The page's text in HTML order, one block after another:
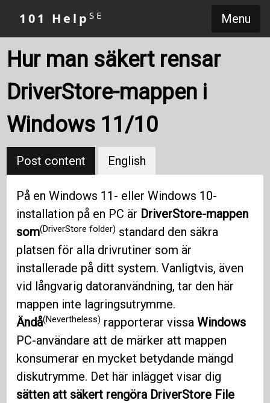
Menu
101 Help SE
Hur man säkert rensar
DriverStore-mappen i
Windows 11/10
Post content English
På en Windows 11- eller Windows 10-
installation på en PC är DriverStore-mappen
som(DriverStore folder) standard den säkra
platsen för alla drivrutiner som är
installerade på ditt system. Vanligtvis, även
vid långvarig datoranvändning, tar den här
mappen inte lagringsutrymme.
Ändå(Nevertheless) rapporterar vissaWindows
PC-användare att de märker att mappen
konsumerar en mycket betydande mängd
diskutrymme. Det här inlägget visar dig
sätten att säkert rengöra DriverStore File